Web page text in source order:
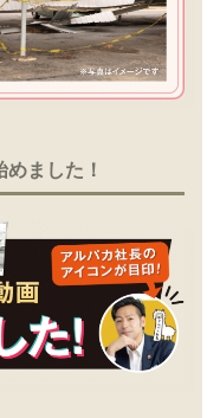
ました！